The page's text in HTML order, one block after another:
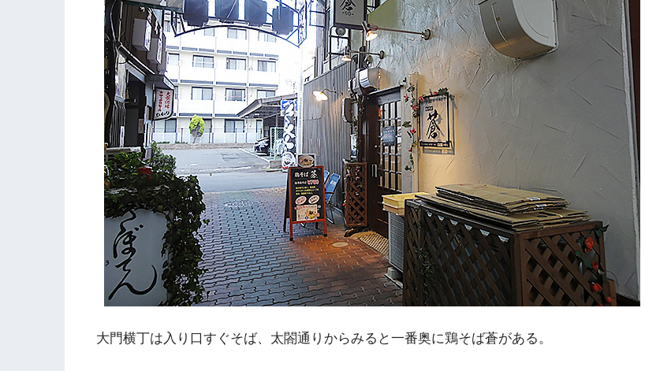
大門横丁は入り口すぐそば、太閤通りからみると一番奥に鶏そば蒼がある。